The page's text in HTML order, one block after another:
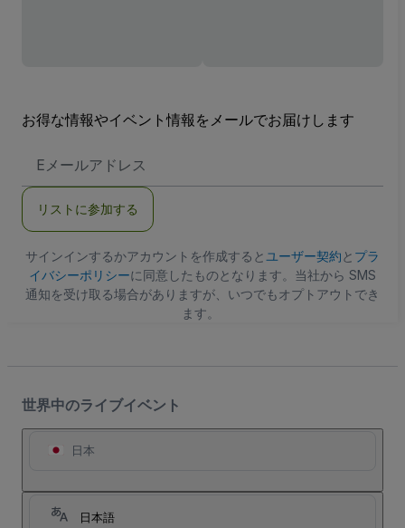
お得な情報やイベント情報をメールでお届けします
メ
ア
ス
リストに参加する
サインインするかアカウントを作成すると ユーザー契約と プラ
イバシーポリシーに同意したものとなります。当社から SMS
通知を受け取る場合がありますが、いつでもオプトアウトでき
ます。
世界中のライブイベント
日本
日本語